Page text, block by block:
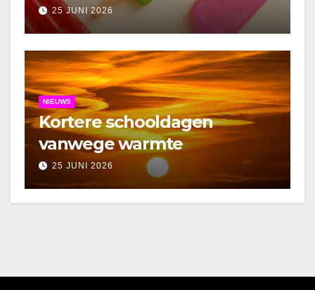
25 JUNI 2026
NIEUWS
Kortere schooldagen
vanwege warmte
25 JUNI 2026